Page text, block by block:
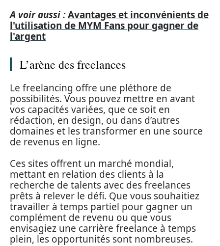
A voir aussi :Avantages et inconvénients de
l'utilisation de MYM Fans pour gagner de
l'argent
L’arène des freelances
Le freelancing offre une pléthore de
possibilités. Vous pouvez mettre en avant
vos capacités variées, que ce soit en
rédaction, en design, ou dans d’autres
domaines et les transformer en une source
de revenus en ligne.
Ces sites offrent un marché mondial,
mettant en relation des clients à la
recherche de talents avec des freelances
prêts à relever le défi. Que vous souhaitiez
travailler à temps partiel pour gagner un
complément de revenu ou que vous
envisagiez une carrière freelance à temps
plein, les opportunités sont nombreuses.